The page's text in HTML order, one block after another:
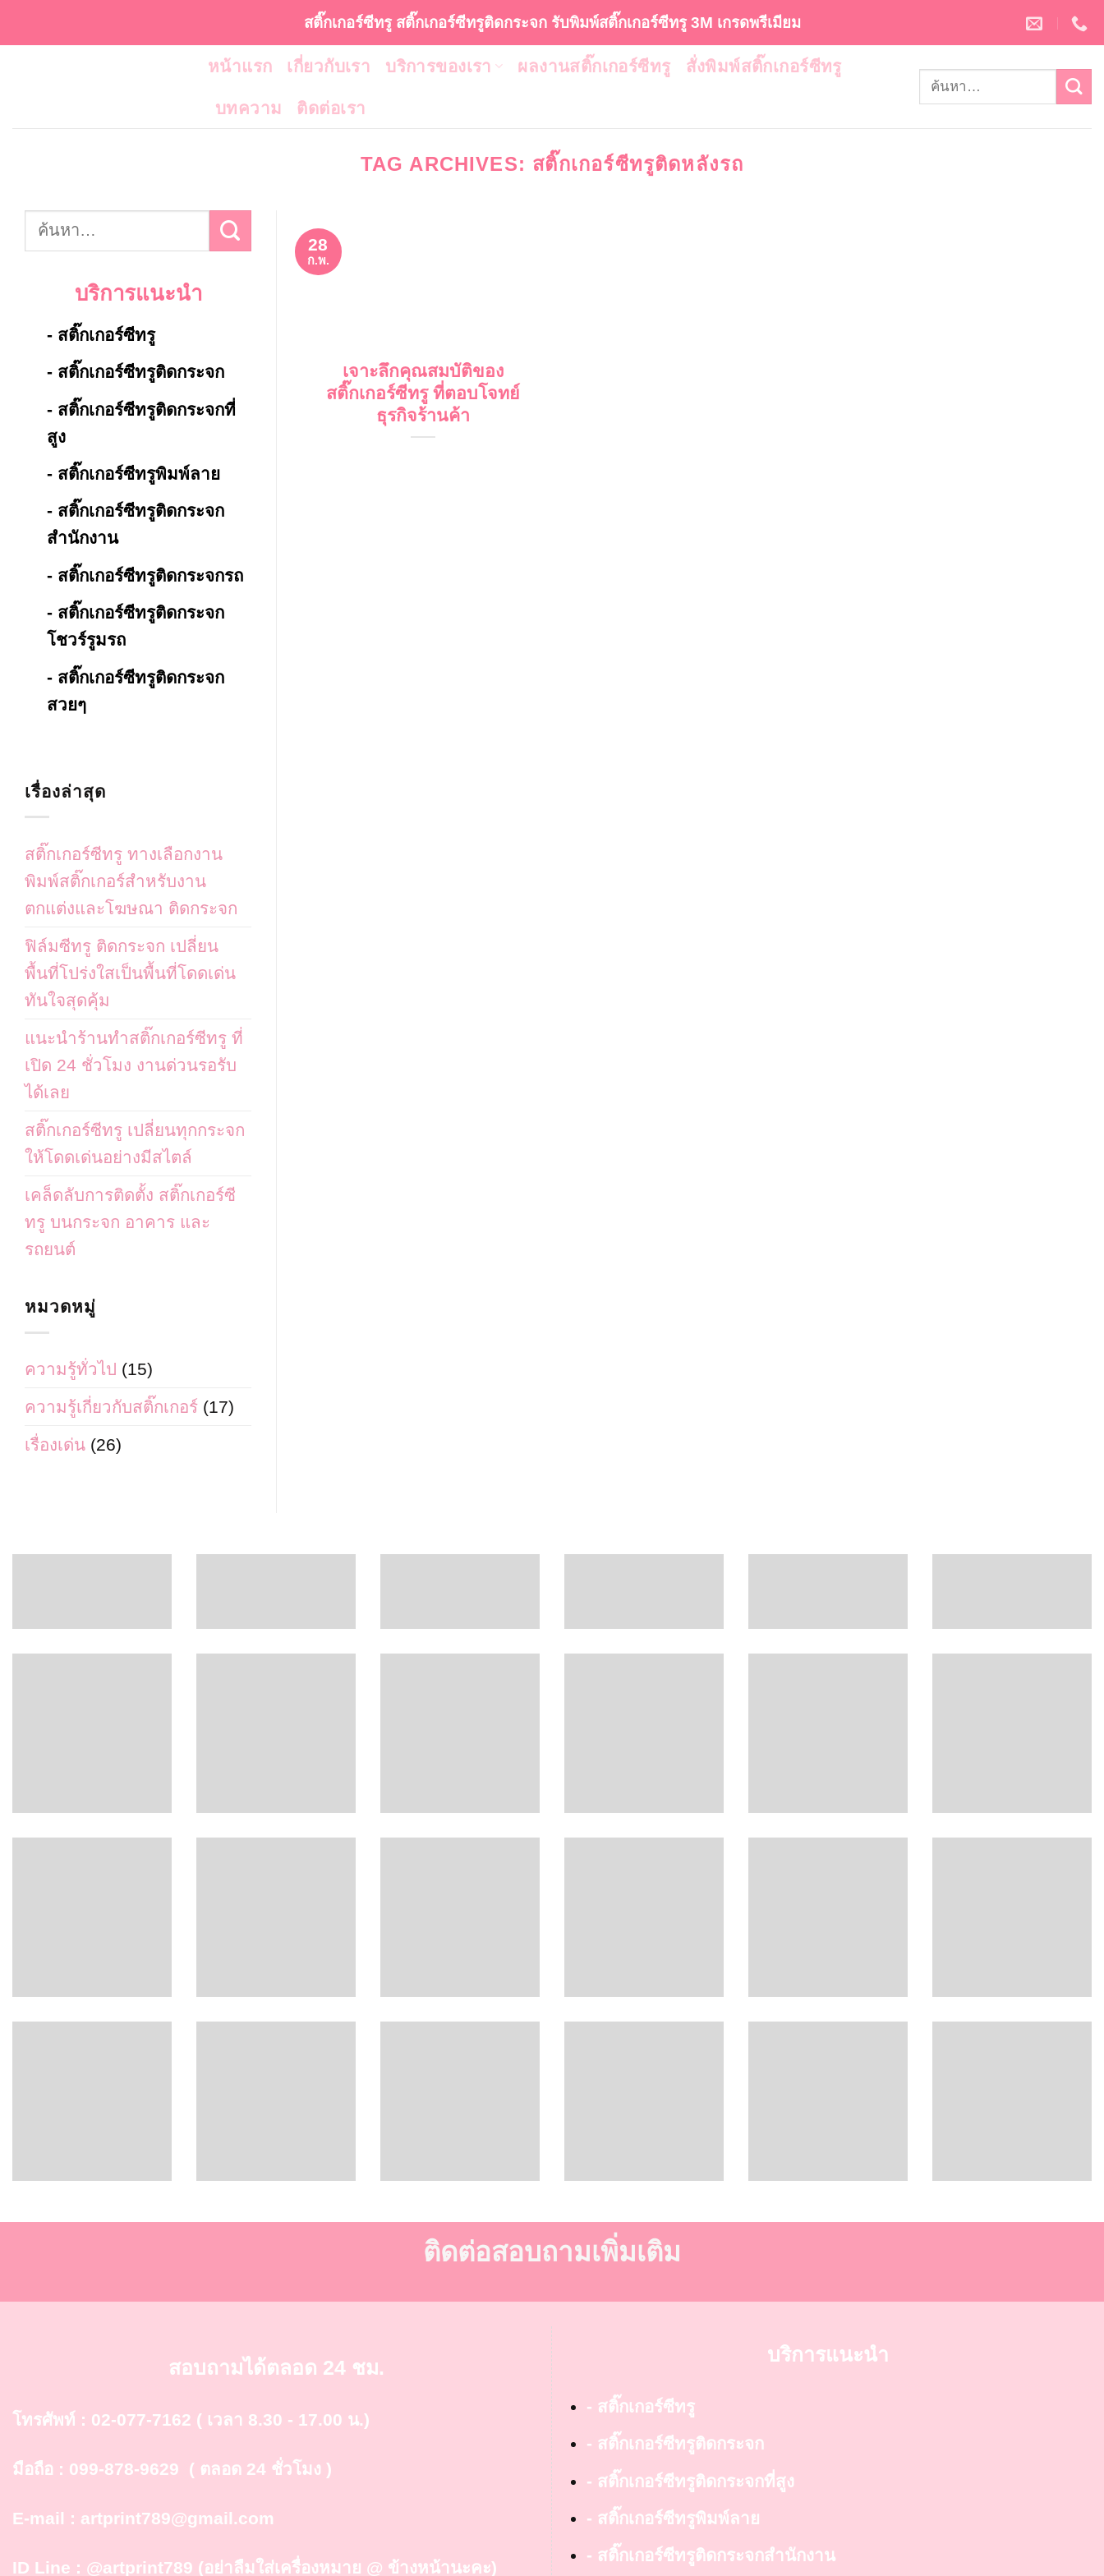
สติ๊กเกอร์ซีทรู สติ๊กเกอร์ซีทรูติดกระจก รับพิมพ์สติ๊กเกอร์ซีทรู 3M เกรดพรีเมียม
หน้าแรก เกี่ยวกับเรา บริการของเรา ผลงานสติ๊กเกอร์ซีทรู สั่งพิมพ์สติ๊กเกอร์ซีทรู
บทความ ติดต่อเรา
TAG ARCHIVES: สติ๊กเกอร์ซีทรูติดหลังรถ
บริการแนะนำ
- สติ๊กเกอร์ซีทรู
- สติ๊กเกอร์ซีทรูติดกระจก
- สติ๊กเกอร์ซีทรูติดกระจกที่
สูง
- สติ๊กเกอร์ซีทรูพิมพ์ลาย
- สติ๊กเกอร์ซีทรูติดกระจก
สำนักงาน
- สติ๊กเกอร์ซีทรูติดกระจกรถ
- สติ๊กเกอร์ซีทรูติดกระจก
โชวร์รูมรถ
- สติ๊กเกอร์ซีทรูติดกระจก
สวยๆ
เรื่องล่าสุด
สติ๊กเกอร์ซีทรู ทางเลือกงาน
พิมพ์สติ๊กเกอร์สำหรับงาน
ตกแต่งและโฆษณา ติดกระจก
ฟิล์มซีทรู ติดกระจก เปลี่ยน
พื้นที่โปร่งใสเป็นพื้นที่โดดเด่น
ทันใจสุดคุ้ม
แนะนำร้านทำสติ๊กเกอร์ซีทรู ที่
เปิด 24 ชั่วโมง งานด่วนรอรับ
ได้เลย
สติ๊กเกอร์ซีทรู เปลี่ยนทุกกระจก
ให้โดดเด่นอย่างมีสไตล์
เคล็ดลับการติดตั้ง สติ๊กเกอร์ซี
ทรู บนกระจก อาคาร และ
รถยนต์
หมวดหมู่
ความรู้ทั่วไป (15)
ความรู้เกี่ยวกับสติ๊กเกอร์ (17)
เรื่องเด่น (26)
เจาะลึกคุณสมบัติของ
สติ๊กเกอร์ซีทรู ที่ตอบโจทย์
ธุรกิจร้านค้า
28
ก.พ.
ติดต่อสอบถามเพิ่มเติม
สอบถามได้ตลอด 24 ชม.
โทรศัพท์ : 02-077-7162 ( เวลา 8.30 - 17.00 น.)
มือถือ : 099-878-9629 ( ตลอด 24 ชั่วโมง )
E-mail : artprint789@gmail.com
ID Line : @artprint789 (อย่าลืมใส่เครื่องหมาย @ ข้างหน้านะคะ)
บริการแนะนำ
- สติ๊กเกอร์ซีทรู
- สติ๊กเกอร์ซีทรูติดกระจก
- สติ๊กเกอร์ซีทรูติดกระจกที่สูง
- สติ๊กเกอร์ซีทรูพิมพ์ลาย
- สติ๊กเกอร์ซีทรูติดกระจกสำนักงาน